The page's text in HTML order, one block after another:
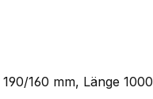
160 mm, Länge 1000